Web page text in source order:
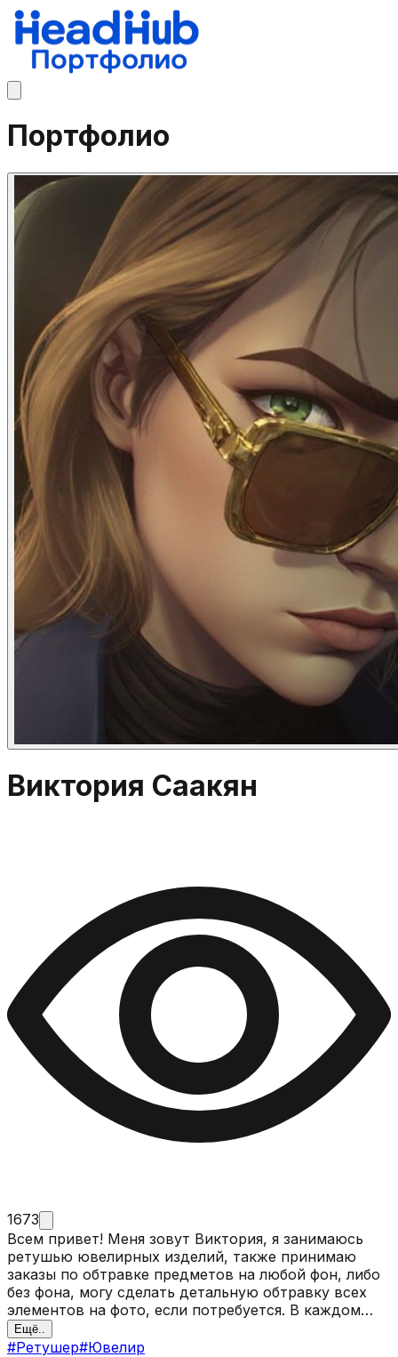
Портфолио
Виктория Саакян
1673
Всем привет! Меня зовут Виктория, я занимаюсь
ретушью ювелирных изделий, также принимаю
заказы по обтравке предметов на любой фон, либо
без фона, могу сделать детальную обтравку всех
элементов на фото, если потребуется. В каждом
проекте присутствуют исходники. За
подробностями пишите в Whatsapp или Телеграм.
Ещё..
#Ретушер#Ювелир